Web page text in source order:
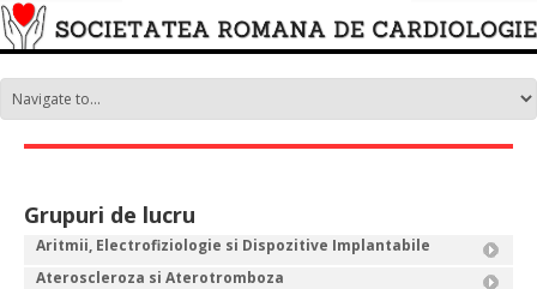
Grupuri de lucru
Aritmii, Electrofiziologie si Dispozitive Implantabile
Ateroscleroza si Aterotromboza